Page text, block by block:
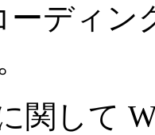
ーディン
関して